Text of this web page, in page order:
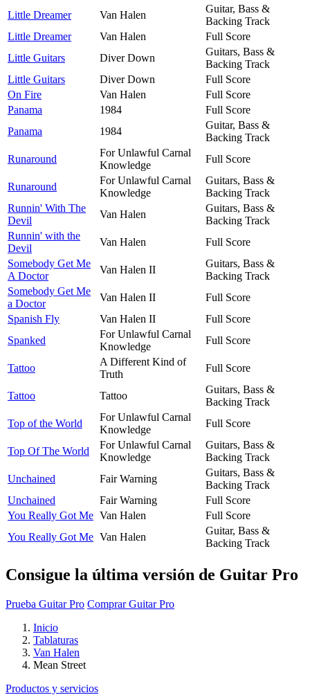
Little Dreamer
Van Halen
Guitar, Bass &
Backing Track
Little Dreamer
Van Halen
Full Score
Little Guitars
Diver Down
Guitars, Bass &
Backing Track
Little Guitars
Diver Down
Full Score
On Fire
Van Halen
Full Score
Panama
1984
Full Score
Panama
1984
Guitar, Bass &
Backing Track
Runaround
For Unlawful Carnal
Knowledge
Full Score
Runaround
For Unlawful Carnal
Knowledge
Guitars, Bass &
Backing Track
Runnin' With The
Devil
Van Halen
Guitars, Bass &
Backing Track
Runnin' with the
Devil
Van Halen
Full Score
Somebody Get Me
A Doctor
Van Halen II
Guitars, Bass &
Backing Track
Somebody Get Me
a Doctor
Van Halen II
Full Score
Spanish Fly
Van Halen II
Full Score
Spanked
For Unlawful Carnal
Knowledge
Full Score
Tattoo
A Different Kind of
Truth
Full Score
Tattoo Tattoo
Guitars, Bass &
Backing Track
Top of the World
For Unlawful Carnal
Knowledge
Full Score
Top Of The World
For Unlawful Carnal
Knowledge
Guitars, Bass &
Backing Track
Unchained
Fair Warning
Guitars, Bass &
Backing Track
Unchained
Fair Warning
Full Score
You Really Got Me Van Halen
Full Score
You Really Got Me Van Halen
Guitar, Bass &
Backing Track
Consigue la última versión de Guitar Pro
Prueba Guitar Pro Comprar Guitar Pro
Inicio
Tablaturas
Van Halen
Mean Street
Productos y servicios